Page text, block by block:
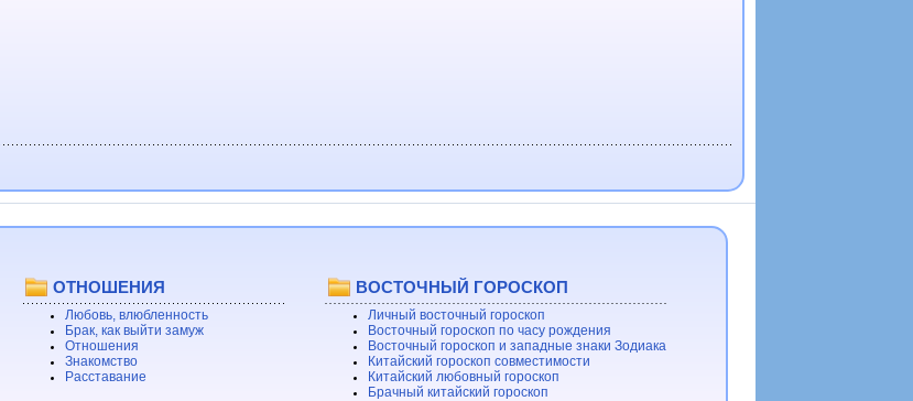
ОТНОШЕНИЯ
Любовь, влюбленность
Брак, как выйти замуж
Отношения
Знакомство
Расставание
ВОСТОЧНЫЙ ГОРОСКОП
Личный восточный гороскоп
Восточный гороскоп по часу рождения
Восточный гороскоп и западные знаки Зодиака
Китайский гороскоп совместимости
Китайский любовный гороскоп
Брачный китайский гороскоп